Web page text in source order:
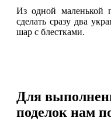
Из одной маленькой
сделать сразу два
шар с блестками.
Для
поделок нам